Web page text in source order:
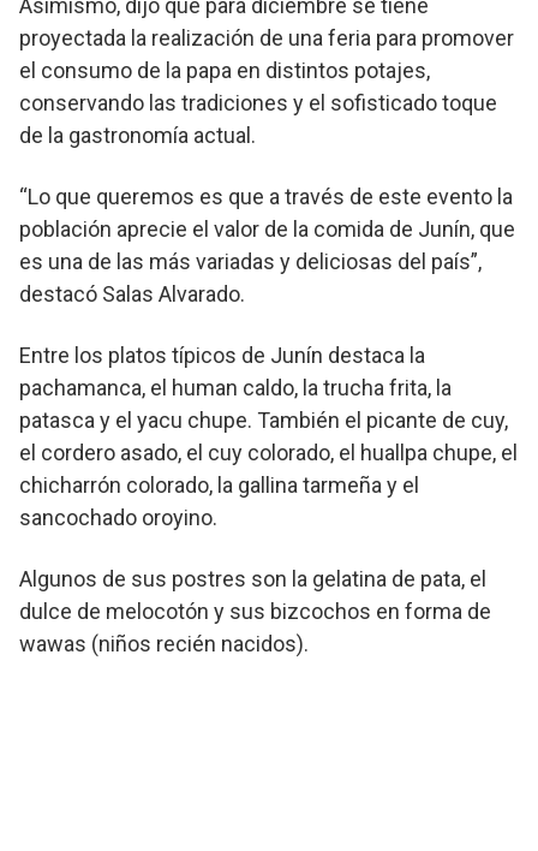
proyectada la realización de una feria para promover
el consumo de la papa en distintos potajes,
conservando las tradiciones y el sofisticado toque
de la gastronomía actual.
“Lo que queremos es que a través de este evento la
población aprecie el valor de la comida de Junín, que
es una de las más variadas y deliciosas del país”,
destacó Salas Alvarado.
Entre los platos típicos de Junín destaca la
pachamanca, el human caldo, la trucha frita, la
patasca y el yacu chupe. También el picante de cuy,
el cordero asado, el cuy colorado, el huallpa chupe, el
chicharrón colorado, la gallina tarmeña y el
sancochado oroyino.
Algunos de sus postres son la gelatina de pata, el
dulce de melocotón y sus bizcochos en forma de
wawas (niños recién nacidos).